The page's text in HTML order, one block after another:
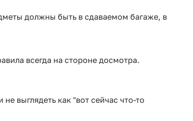
должны быть в сдаваемом багаже, в
всегда на стороне досмотра.
выглядеть как "вот сейчас что-то